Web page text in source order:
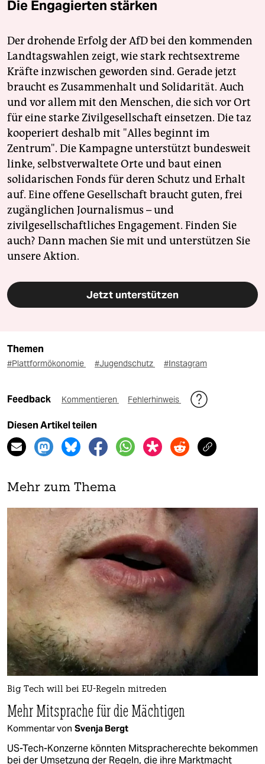
Die Engagierten stärken
Der drohende Erfolg der AfD bei den kommenden
Landtagswahlen zeigt, wie stark rechtsextreme
Kräfte inzwischen geworden sind. Gerade jetzt
braucht es Zusammenhalt und Solidarität. Auch
und vor allem mit den Menschen, die sich vor Ort
für eine starke Zivilgesellschaft einsetzen. Die taz
kooperiert deshalb mit "Alles beginnt im
Zentrum". Die Kampagne unterstützt bundesweit
linke, selbstverwaltete Orte und baut einen
solidarischen Fonds für deren Schutz und Erhalt
auf. Eine offene Gesellschaft braucht guten, frei
zugänglichen Journalismus – und
zivilgesellschaftliches Engagement. Finden Sie
auch? Dann machen Sie mit und unterstützen Sie
unsere Aktion.
Jetzt unterstützen
Themen
#Plattformökonomie #Jugendschutz #Instagram
Feedback Kommentieren Fehlerhinweis
Diesen Artikel teilen
Mehr zum Thema
Big Tech will bei EU-Regeln mitreden
Mehr Mitsprache für die Mächtigen
Kommentar von Svenja Bergt
US-Tech-Konzerne könnten Mitspracherechte bekommen
bei der Umsetzung der Regeln, die ihre Marktmacht